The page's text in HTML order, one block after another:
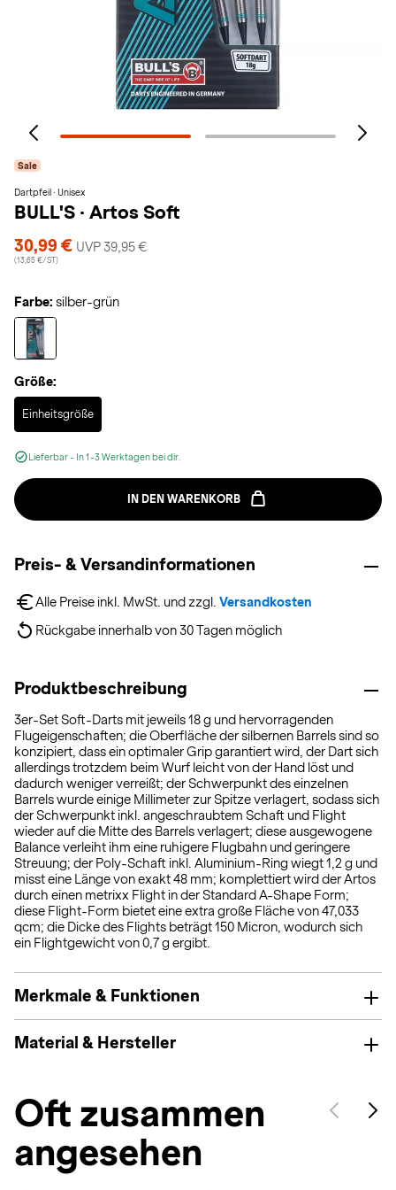
Sale
Dartpfeil · Unisex
BULL'S · Artos Soft
30,99 € UVP 39,95 €
(13,65 €/ST)
Farbe: silber-grün
Größe:
Einheitsgröße
Selected
Lieferbar - In 1-3 Werktagen bei dir.
IN DEN WARENKORB
Preis- & Versandinformationen
Alle Preise inkl. MwSt. und zzgl. Versandkosten
Rückgabe innerhalb von 30 Tagen möglich
Produktbeschreibung
3er-Set Soft-Darts mit jeweils 18 g und hervorragenden
Flugeigenschaften; die Oberfläche der silbernen Barrels sind so
konzipiert, dass ein optimaler Grip garantiert wird, der Dart sich
allerdings trotzdem beim Wurf leicht von der Hand löst und
dadurch weniger verreißt; der Schwerpunkt des einzelnen
Barrels wurde einige Millimeter zur Spitze verlagert, sodass sich
der Schwerpunkt inkl. angeschraubtem Schaft und Flight
wieder auf die Mitte des Barrels verlagert; diese ausgewogene
Balance verleiht ihm eine ruhigere Flugbahn und geringere
Streuung; der Poly-Schaft inkl. Aluminium-Ring wiegt 1,2 g und
misst eine Länge von exakt 48 mm; komplettiert wird der Artos
durch einen metrixx Flight in der Standard A-Shape Form;
diese Flight-Form bietet eine extra große Fläche von 47,033
qcm; die Dicke des Flights beträgt 150 Micron, wodurch sich
ein Flightgewicht von 0,7 g ergibt.
Merkmale & Funktionen
Material & Hersteller
Oft zusammen
angesehen